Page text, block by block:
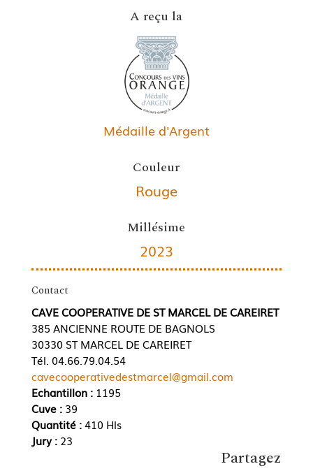
A reçu la
Médaille d'Argent
Couleur
Rouge
Millésime
2023
Contact
CAVE COOPERATIVE DE ST MARCEL DE CAREIRET
385 ANCIENNE ROUTE DE BAGNOLS
30330 ST MARCEL DE CAREIRET
Tél. 04.66.79.04.54
cavecooperativedestmarcel@gmail.com
Echantillon :1195
Cuve : 39
Quantité :410 Hls
Jury : 23
Partagez